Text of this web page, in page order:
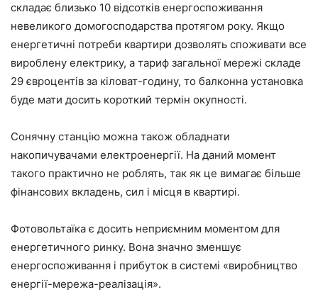
складає близько 10 відсотків енергоспоживання
невеликого домогосподарства протягом року. Якщо
енергетичні потреби квартири дозволять споживати все
вироблену електрику, а тариф загальної мережі складе
29 євроцентів за кіловат-годину, то балконна установка
буде мати досить короткий термін окупності.
Сонячну станцію можна також обладнати
накопичувачами електроенергії. На даний момент
такого практично не роблять, так як це вимагає більше
фінансових вкладень, сил і місця в квартирі.
Фотовольтаїка є досить неприємним моментом для
енергетичного ринку. Вона значно зменшує
енергоспоживання і прибуток в системі «виробництво
енергії-мережа-реалізація».